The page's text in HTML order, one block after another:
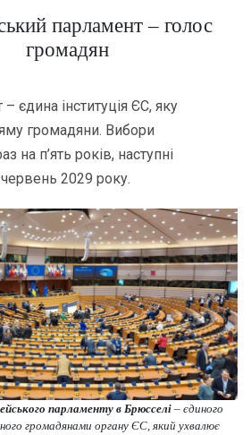
парламент – голос
громадян
єдина інституція ЄС, яку
громадяни. Вибори
на п’ять років, наступні
2029 року.
парламенту в Брюсселі– єдиного
громадянами органу ЄС, який ухвалює